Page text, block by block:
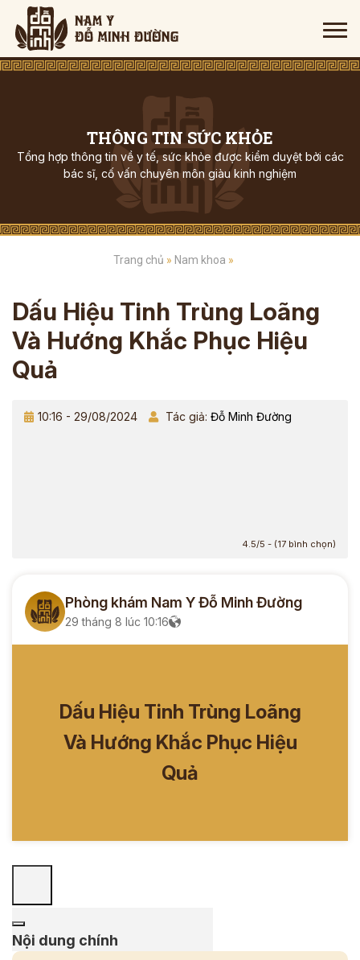
THÔNG TIN SỨC KHỎE
Tổng hợp thông tin về y tế, sức khỏe được kiểm duyệt bởi các
bác sĩ, cố vấn chuyên môn giàu kinh nghiệm
Trang chủ » Nam khoa »
Dấu Hiệu Tinh Trùng Loãng
Và Hướng Khắc Phục Hiệu
Quả
10:16 - 29/08/2024 Tác giả: Đỗ Minh Đường
4.5/5 - (17 bình chọn)
Phòng khám Nam Y Đỗ Minh Đường
29 tháng 8 lúc 10:16
Dấu Hiệu Tinh Trùng Loãng
Và Hướng Khắc Phục Hiệu
Quả
Nội dung chính